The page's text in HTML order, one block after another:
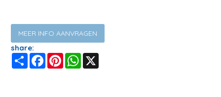
MEER INFO AANVRAGEN
share:
ShareFacebook
PinterestWhatsApp